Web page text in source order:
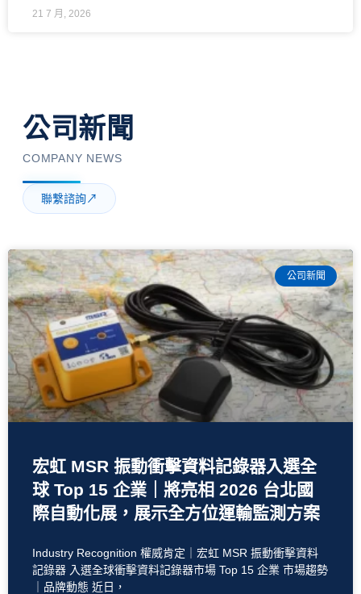
21 7 月, 2026
公司新聞
COMPANY NEWS
聯繫諮詢↗
公司新聞
宏虹 MSR 振動衝擊資料記錄器入選全
球 Top 15 企業｜將亮相 2026 台北國
際自動化展，展示全方位運輸監測方案
Industry Recognition 權威肯定｜宏虹 MSR 振動衝擊資料
記錄器 入選全球衝擊資料記錄器市場 Top 15 企業 市場趨勢
｜品牌動態 近日，